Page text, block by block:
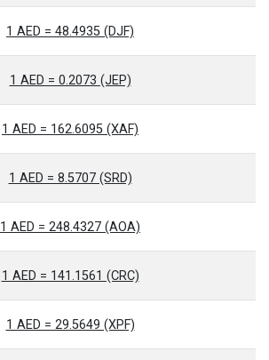
1 AED = 48.4935 (DJF)
1 AED = 0.2073 (JEP)
1 AED = 162.6095 (XAF)
1 AED = 8.5707 (SRD)
1 AED = 248.4327 (AOA)
1 AED = 141.1561 (CRC)
1 AED = 29.5649 (XPF)